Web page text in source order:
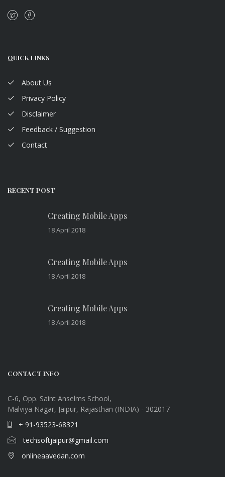
QUICK LINKS
About Us
Privacy Policy
Disclaimer
Feedback / Suggestion
Contact
RECENT POST
Creating Mobile Apps
18 April 2018
Creating Mobile Apps
18 April 2018
Creating Mobile Apps
18 April 2018
CONTACT INFO
C-6, Opp. Saint Anselms School,
Malviya Nagar, Jaipur, Rajasthan (INDIA) - 302017
+ 91-93523-68321
techsoftjaipur@gmail.com
onlineaavedan.com